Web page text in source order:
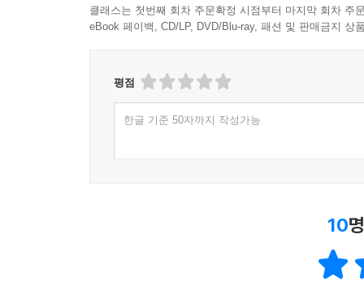
클래스는 첫번째 회차 주문확정 시점부터 마지막 회차 주
eBook 페이백, CD/LP, DVD/Blu-ray, 패션 및 판매금지 상
평점
한글 기준 50자까지 작성가능
10